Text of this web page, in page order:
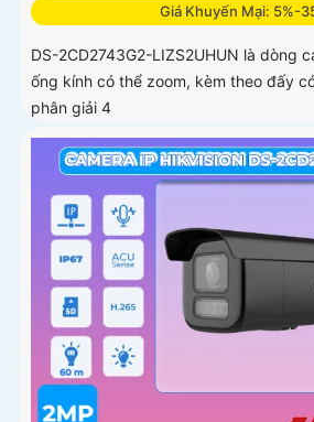
Giá Khuyến Mại: 5%-
DS-2CD2743G2-LIZS2UHUN là dòng
ống kính có thể zoom, kèm theo đấy
phân giải 4